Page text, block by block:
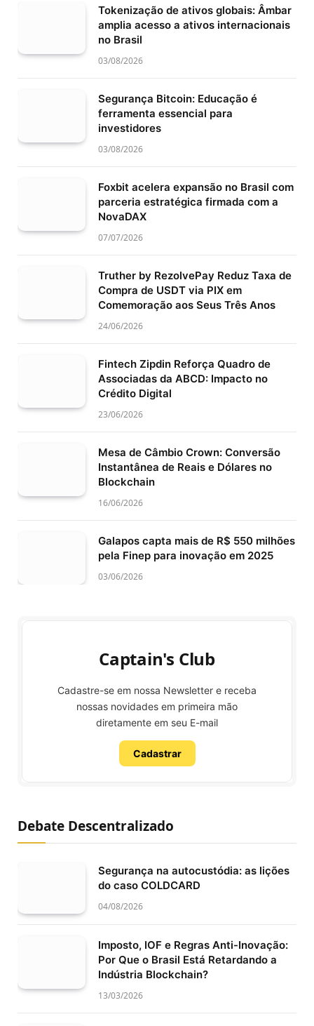
Tokenização de ativos globais: Âmbar
amplia acesso a ativos internacionais
no Brasil
03/08/2026
Segurança Bitcoin: Educação é
ferramenta essencial para
investidores
03/08/2026
Foxbit acelera expansão no Brasil com
parceria estratégica firmada com a
NovaDAX
07/07/2026
Truther by RezolvePay Reduz Taxa de
Compra de USDT via PIX em
Comemoração aos Seus Três Anos
24/06/2026
Fintech Zipdin Reforça Quadro de
Associadas da ABCD: Impacto no
Crédito Digital
23/06/2026
Mesa de Câmbio Crown: Conversão
Instantânea de Reais e Dólares no
Blockchain
16/06/2026
Galapos capta mais de R$ 550 milhões
pela Finep para inovação em 2025
03/06/2026
Captain's Club
Cadastre-se em nossa Newsletter e receba
nossas novidades em primeira mão
diretamente em seu E-mail
Cadastrar
Debate Descentralizado
Segurança na autocustódia: as lições
do caso COLDCARD
04/08/2026
Imposto, IOF e Regras Anti-Inovação:
Por Que o Brasil Está Retardando a
Indústria Blockchain?
13/03/2026